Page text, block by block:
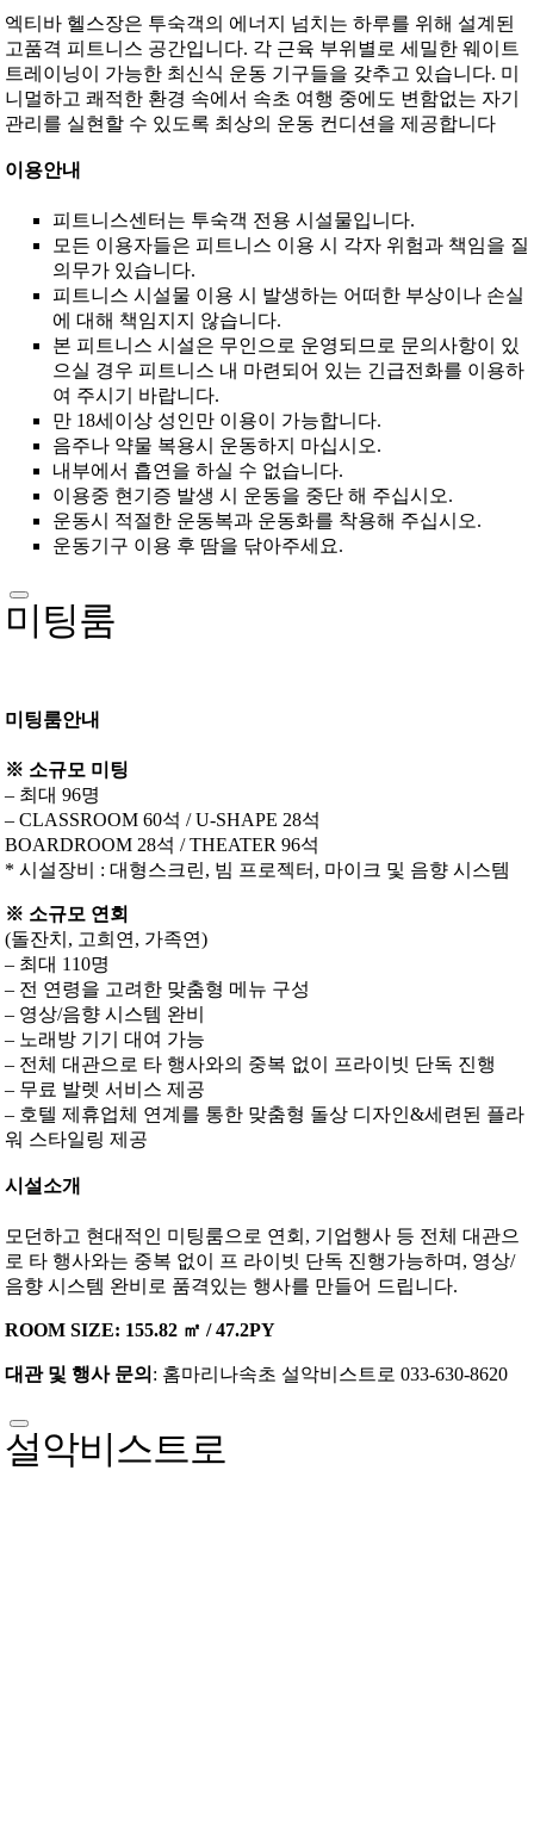
엑티바 헬스장은 투숙객의 에너지 넘치는 하루를 위해 설계된
고품격 피트니스 공간입니다. 각 근육 부위별로 세밀한 웨이트
트레이닝이 가능한 최신식 운동 기구들을 갖추고 있습니다. 미
니멀하고 쾌적한 환경 속에서 속초 여행 중에도 변함없는 자기
관리를 실현할 수 있도록 최상의 운동 컨디션을 제공합니다
이용안내
피트니스센터는 투숙객 전용 시설물입니다.
모든 이용자들은 피트니스 이용 시 각자 위험과 책임을 질
의무가 있습니다.
피트니스 시설물 이용 시 발생하는 어떠한 부상이나 손실
에 대해 책임지지 않습니다.
본 피트니스 시설은 무인으로 운영되므로 문의사항이 있
으실 경우 피트니스 내 마련되어 있는 긴급전화를 이용하
여 주시기 바랍니다.
만 18세이상 성인만 이용이 가능합니다.
음주나 약물 복용시 운동하지 마십시오.
내부에서 흡연을 하실 수 없습니다.
이용중 현기증 발생 시 운동을 중단 해 주십시오.
운동시 적절한 운동복과 운동화를 착용해 주십시오.
운동기구 이용 후 땀을 닦아주세요.
미팅룸
미팅룸안내
※ 소규모 미팅
– 최대 96명
– CLASSROOM 60석 / U-SHAPE 28석
BOARDROOM 28석 / THEATER 96석
* 시설장비 : 대형스크린, 빔 프로젝터, 마이크 및 음향 시스템
※ 소규모 연회
(돌잔치, 고희연, 가족연)
– 최대 110명
– 전 연령을 고려한 맞춤형 메뉴 구성
– 영상/음향 시스템 완비
– 노래방 기기 대여 가능
– 전체 대관으로 타 행사와의 중복 없이 프라이빗 단독 진행
– 무료 발렛 서비스 제공
– 호텔 제휴업체 연계를 통한 맞춤형 돌상 디자인&세련된 플라
워 스타일링 제공
시설소개
모던하고 현대적인 미팅룸으로 연회, 기업행사 등 전체 대관으
로 타 행사와는 중복 없이 프 라이빗 단독 진행가능하며, 영상/
음향 시스템 완비로 품격있는 행사를 만들어 드립니다.
ROOM SIZE: 155.82 ㎡ / 47.2PY
대관 및 행사 문의 : 홈마리나속초 설악비스트로 033-630-8620
설악비스트로